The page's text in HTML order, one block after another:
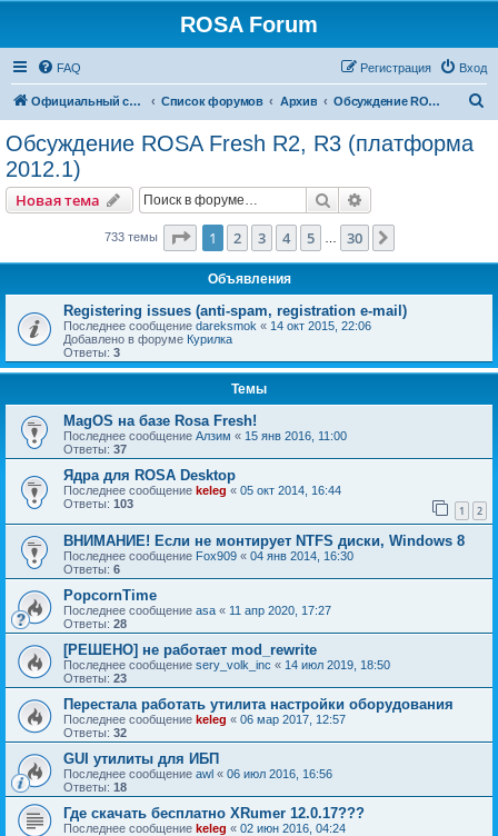
ROSA Forum
FAQ Вход
Регистрация
Официальный сайт Список форумов Архив Обсуждение ROSA Fresh R2, R3 (платформа 2012.1)
Обсуждение ROSA Fresh R2, R3 (платформа
2012.1)
Новая тема Поиск
733 темы Страница из 30
1 2 3 4 5 30
Объявления
Registering issues (anti-spam, registration e-mail)
Последнее сообщение dareksmok « 14 окт 2015, 22:06
Добавлено в форуме Курилка
Ответы: 3
Темы
MagOS на базе Rosa Fresh!
Последнее сообщение Алзим « 15 янв 2016, 11:00
Ответы: 37
Ядра для ROSA Desktop
Последнее сообщение keleg « 05 окт 2014, 16:44
Ответы: 103 1 2
ВНИМАНИЕ! Если не монтирует NTFS диски, Windows 8
Последнее сообщение Fox909 « 04 янв 2014, 16:30
Ответы: 6
PopcornTime
Последнее сообщение asa « 11 апр 2020, 17:27
Ответы: 28
[РЕШЕНО] не работает mod_rewrite
Последнее сообщение sery_volk_inc « 14 июл 2019, 18:50
Ответы: 23
Перестала работать утилита настройки оборудования
Последнее сообщение keleg « 06 мар 2017, 12:57
Ответы: 32
GUI утилиты для ИБП
Последнее сообщение awl « 06 июл 2016, 16:56
Ответы: 18
Где скачать бесплатно XRumer 12.0.17???
Последнее сообщение keleg « 02 июн 2016, 04:24